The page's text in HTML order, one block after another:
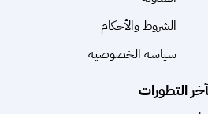
الشروط والأحكام
سياسة الخصوصية
التطورات